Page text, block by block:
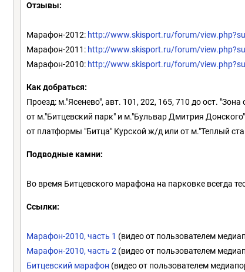
Отзывы:
Марафон-2012: http://www.skisport.ru/forum/
Марафон-2011: http://www.skisport.ru/forum/
Марафон-2010: http://www.skisport.ru/forum/
Как добраться:
Проезд: м."Ясенево", авт. 101, 202, 165, 710 до ост. "Зона
от м."Битцевский парк" и м."Бульвар Дмитрия
от платформы "Битца" Курской ж/д или от м."Теплый
Подводные камни:
Во время Битцевского марафона на парковке всегда
Ссылки:
Марафон-2010, часть 1 (видео от пользователем
Марафон-2010, часть 2 (видео от пользователем
Битцевский марафон (видео от пользователем